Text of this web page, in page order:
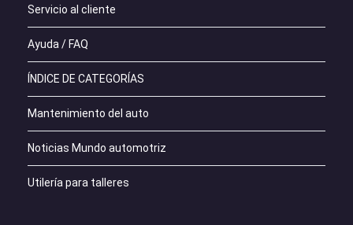
Servicio al cliente
Ayuda / FAQ
ÍNDICE DE CATEGORÍAS
Mantenimiento del auto
Noticias Mundo automotriz
Utilería para talleres